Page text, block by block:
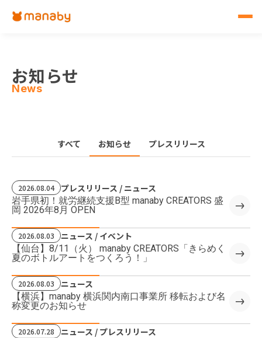
お知らせ
News
すべて お知らせ プレスリリース
2026.08.04 プレスリリース / ニュース
岩手県初！就労継続支援B型 manaby CREATORS 盛
岡 2026年8月 OPEN
2026.08.03 ニュース / イベント
【仙台】8/11（火） manaby CREATORS「きらめく
夏のボトルアートをつくろう！」
2026.08.03 ニュース
【横浜】manaby 横浜関内南口事業所 移転および名
称変更のお知らせ
2026.07.28 ニュース / プレスリリース